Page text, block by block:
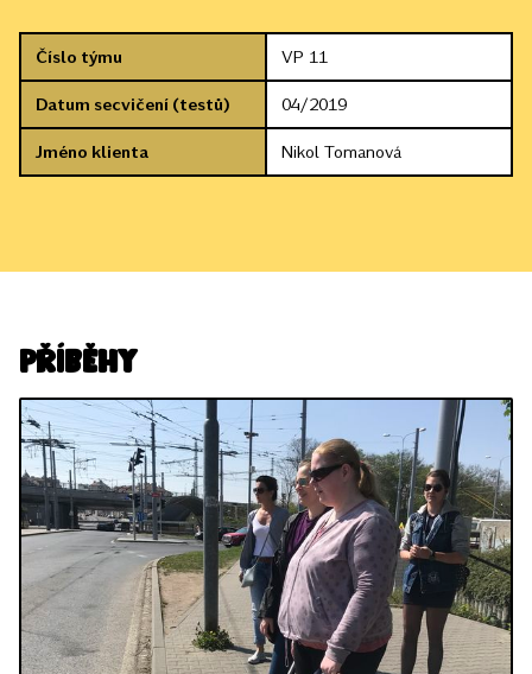
Číslo týmu VP 11
Datum secvičení (testů) 04/2019
Jméno klienta Nikol Tomanová
Příběhy